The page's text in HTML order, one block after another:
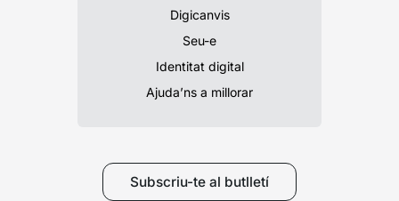
Digicanvis
Seu-e
Identitat digital
Ajuda’ns a millorar
Subscriu-te al butlletí